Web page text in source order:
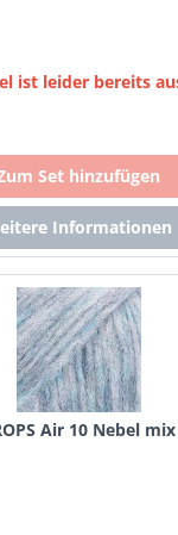
ist leider bereits
Air 10 Nebel mix